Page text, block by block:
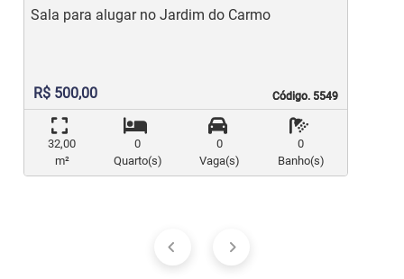
Código. 5549
Código. 5549
Sala para alugar no Jardim do Carmo
R$ 500,00
32,00
m²
0
Quarto(s)
0
Vaga(s)
0
Banho(s)